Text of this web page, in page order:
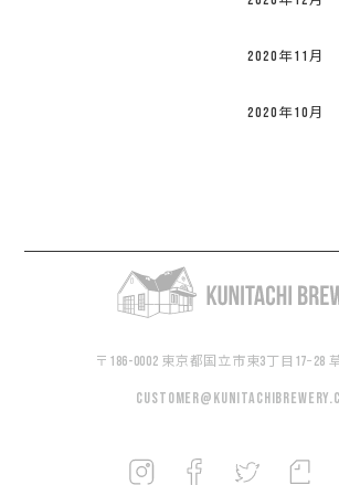
2020年11月
2020年10月
〒186-0002 東京都国立市東3丁目17−28